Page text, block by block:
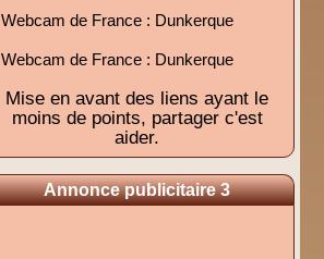
Webcam de France : Dunkerque
Webcam de France : Dunkerque
Mise en avant des liens ayant le
moins de points, partager c'est
aider.
Annonce publicitaire 3